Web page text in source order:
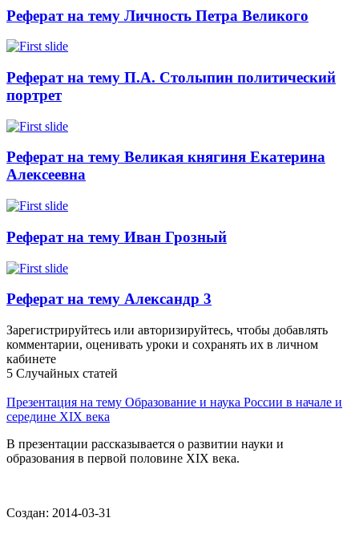
Реферат на тему Личность Петра Великого
Реферат на тему П.А. Столыпин политический
портрет
Реферат на тему Великая княгиня Екатерина
Алексеевна
Реферат на тему Иван Грозный
Реферат на тему Александр 3
Зарегистрируйтесь или авторизируйтесь, чтобы добавлять
комментарии, оценивать уроки и сохранять их в личном
кабинете
5 Случайных статей
Презентация на тему Образование и наука России в начале и
середине XIX века
В презентации рассказывается о развитии науки и
образования в первой половине ХIХ века.
Создан: 2014-03-31